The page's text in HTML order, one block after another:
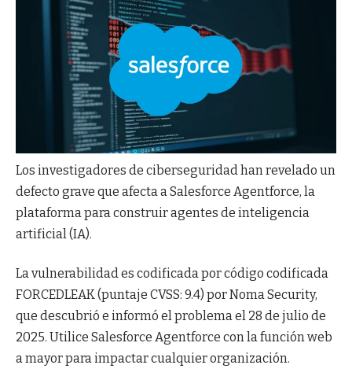
Los investigadores de ciberseguridad han revelado un
defecto grave que afecta a Salesforce Agentforce, la
plataforma para construir agentes de inteligencia
artificial (IA).
La vulnerabilidad es codificada por código codificada
FORCEDLEAK (puntaje CVSS: 9.4) por Noma Security,
que descubrió e informó el problema el 28 de julio de
2025. Utilice Salesforce Agentforce con la función web
a mayor para impactar cualquier organización.